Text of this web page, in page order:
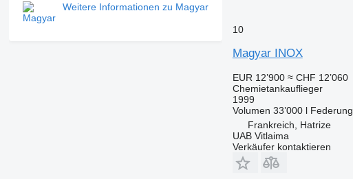
Weitere Informationen zu Magyar
10
Magyar INOX
EUR 12’900 ≈ CHF 12’060
Chemietankauflieger
1999
Volumen 33’000 l Federung
Frankreich, Hatrize
UAB Vitlaima
Verkäufer kontaktieren